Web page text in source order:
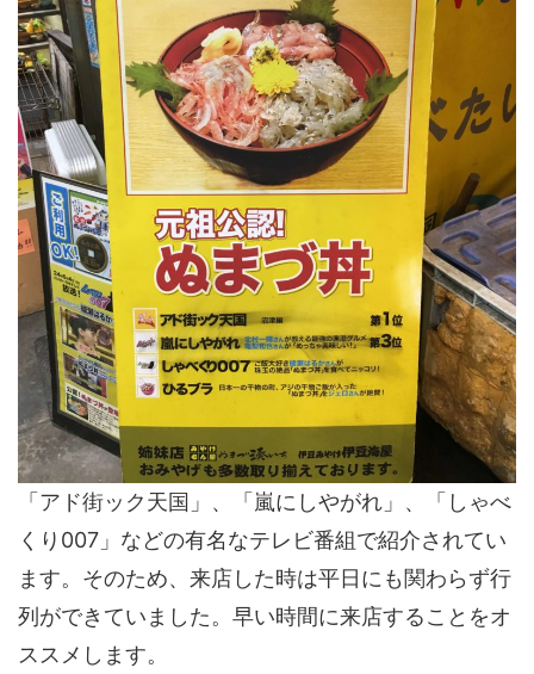
「アド街ック天国」、「嵐にしやがれ」、「しゃべ
くり007」などの有名なテレビ番組で紹介されてい
ます。そのため、 来店した時は平日にも関わらず行
列ができていました。 早い時間に来店することをオ
ススメします。